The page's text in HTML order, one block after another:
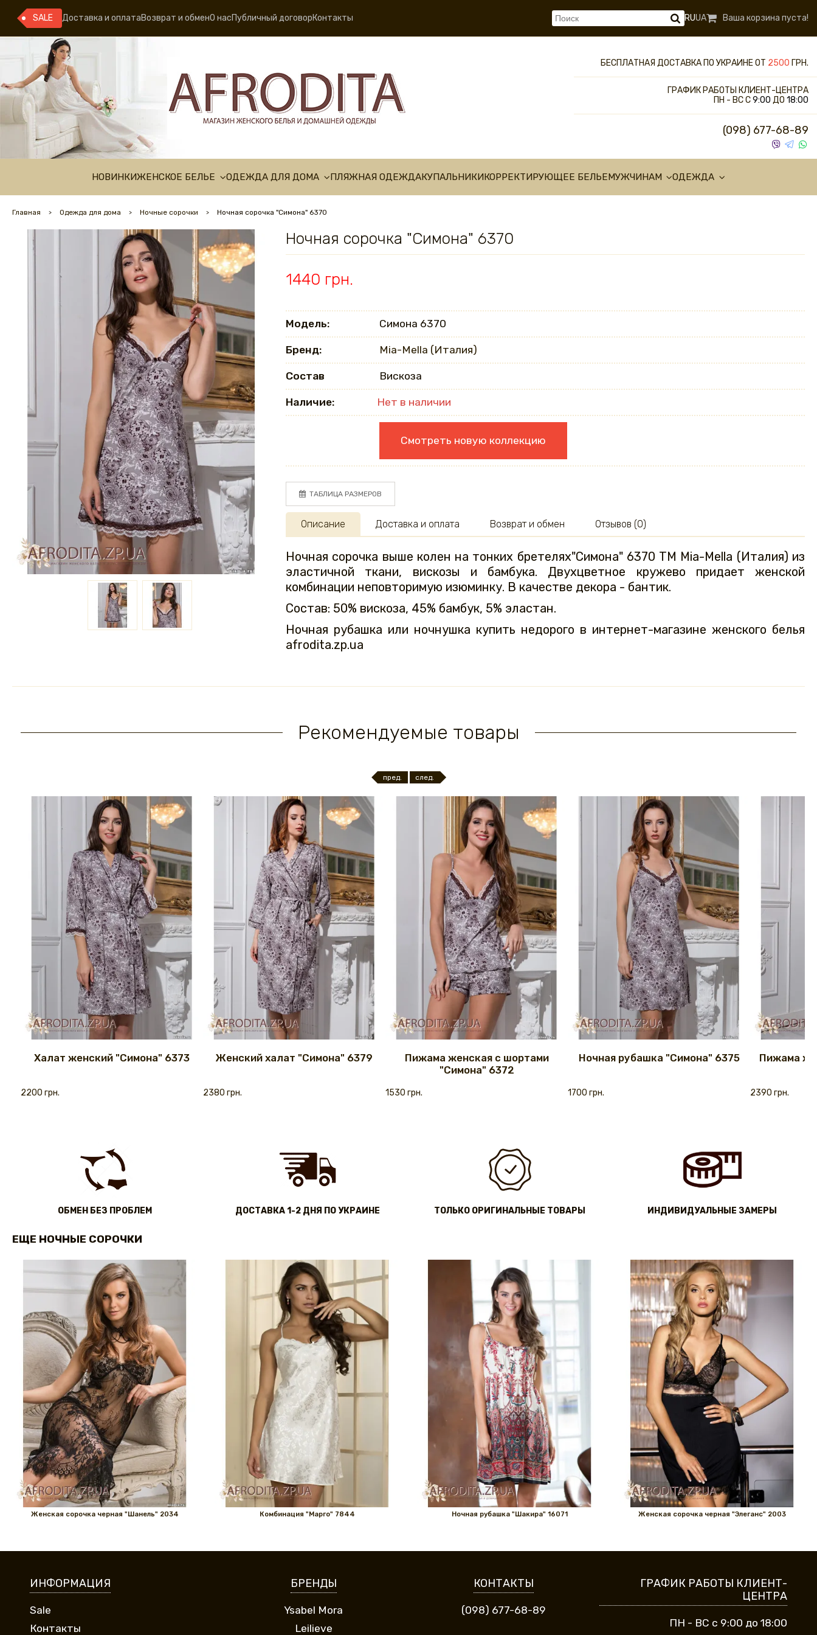
SALE Доставка и оплатаВозврат и обменО насПубличный договорКонтакты RUUA Ваша корзина пуста!
БЕСПЛАТНАЯ ДОСТАВКА ПО УКРАИНЕ ОТ 2500 ГРН.
ГРАФИК РАБОТЫ КЛИЕНТ-ЦЕНТРА
ПН - ВС С9:00 ДО 18:00
(098) 677-68-89
НОВИНКИЖЕНСКОЕ БЕЛЬЕ ОДЕЖДА ДЛЯ ДОМА ПЛЯЖНАЯ ОДЕЖДАКУПАЛЬНИКИКОРРЕКТИРУЮЩЕЕ БЕЛЬЕМУЖЧИНАМ ОДЕЖДА
Главная Одежда для дома Ночные сорочки Ночная сорочка "Симона" 6370
Ночная сорочка "Симона" 6370
1440 грн.
Модель: Симона 6370
Бренд: Mia-Mella (Италия)
Состав Вискоза
Наличие: Нет в наличии
Смотреть новую коллекцию
ТАБЛИЦА РАЗМЕРОВ
Описание
Ночная сорочка выше колен на тонких бретелях"Симона" 6370 ТМ Mia-Mella (Италия) из
эластичной ткани, вискозы и бамбука. Двухцветное кружево придает женской
комбинации неповторимую изюминку. В качестве декора - бантик.
Состав: 50% вискоза, 45% бамбук, 5% эластан.
Ночная рубашка или ночнушка купить недорого в интернет-магазине женского белья
afrodita.zp.ua
Доставка и оплата Возврат и обмен Отзывов (0)
Рекомендуемые товары
пред. след.
Халат женский "Симона" 6373
2200 грн.
Женский халат "Симона" 6379
2380 грн.
Пижама женская с шортами
"Симона" 6372
1530 грн.
Ночная рубашка "Симона" 6375
1700 грн.
Пижама
2390 грн.
ОБМЕН БЕЗ ПРОБЛЕМ ДОСТАВКА 1-2 ДНЯ ПО УКРАИНЕ ТОЛЬКО ОРИГИНАЛЬНЫЕ ТОВАРЫ ИНДИВИДУАЛЬНЫЕ ЗАМЕРЫ
ЕЩЕ НОЧНЫЕ СОРОЧКИ
Женская сорочка черная "Шанель" 2034 Комбинация "Марго" 7844 Ночная рубашка "Шакира" 16071 Женская сорочка черная "Элеганс" 2003
ИНФОРМАЦИЯ
Sale
Контакты
БРЕНДЫ
Ysabel Mora
Leilieve
КОНТАКТЫ
(098) 677-68-89
ГРАФИК РАБОТЫ КЛИЕНТ-
ЦЕНТРА
ПН - ВС с 9:00 до 18:00